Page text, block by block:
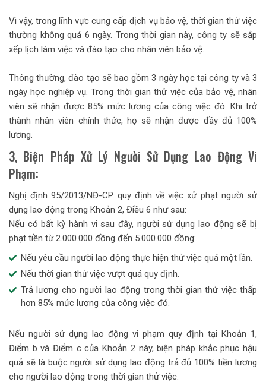
Vì vậy, trong lĩnh vực cung cấp dịch vụ bảo vệ, thời gian thử việc
thường không quá 6 ngày. Trong thời gian này, công ty sẽ sắp
xếp lịch làm việc và đào tạo cho nhân viên bảo vệ.
Thông thường, đào tạo sẽ bao gồm 3 ngày học tại công ty và 3
ngày học nghiệp vụ. Trong thời gian thử việc của bảo vệ, nhân
viên sẽ nhận được 85% mức lương của công việc đó. Khi trở
thành nhân viên chính thức, họ sẽ nhận được đầy đủ 100%
lương.
3, Biện Pháp Xử Lý Người Sử Dụng Lao Động Vi
Phạm:
Nghị định 95/2013/NĐ-CP quy định về việc xử phạt người sử
dụng lao động trong Khoản 2, Điều 6 như sau:
Nếu có bất kỳ hành vi sau đây, người sử dụng lao động sẽ bị
phạt tiền từ 2.000.000 đồng đến 5.000.000 đồng:
Nếu yêu cầu người lao động thực hiện thử việc quá một lần.
Nếu thời gian thử việc vượt quá quy định.
Trả lương cho người lao động trong thời gian thử việc thấp
hơn 85% mức lương của công việc đó.
Nếu người sử dụng lao động vi phạm quy định tại Khoản 1,
Điểm b và Điểm c của Khoản 2 này, biện pháp khắc phục hậu
quả sẽ là buộc người sử dụng lao động trả đủ 100% tiền lương
cho người lao động trong thời gian thử việc.